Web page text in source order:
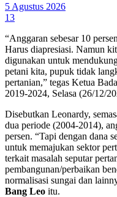
5 Agustus 2026
13
“Anggaran sebesar 10
Harus diapresiasi. Namun
digunakan untuk
petani kita, pupuk tidak
pertanian,” tegas Ketua
2019-2024, Selasa (26/12/
Disebutkan Leonardy,
dua periode (2004-2014),
persen. “Tapi dengan dana
untuk memajukan sektor
terkait masalah seputar
pembangunan/perbaikan
normalisasi sungai dan
Bang Leo itu.